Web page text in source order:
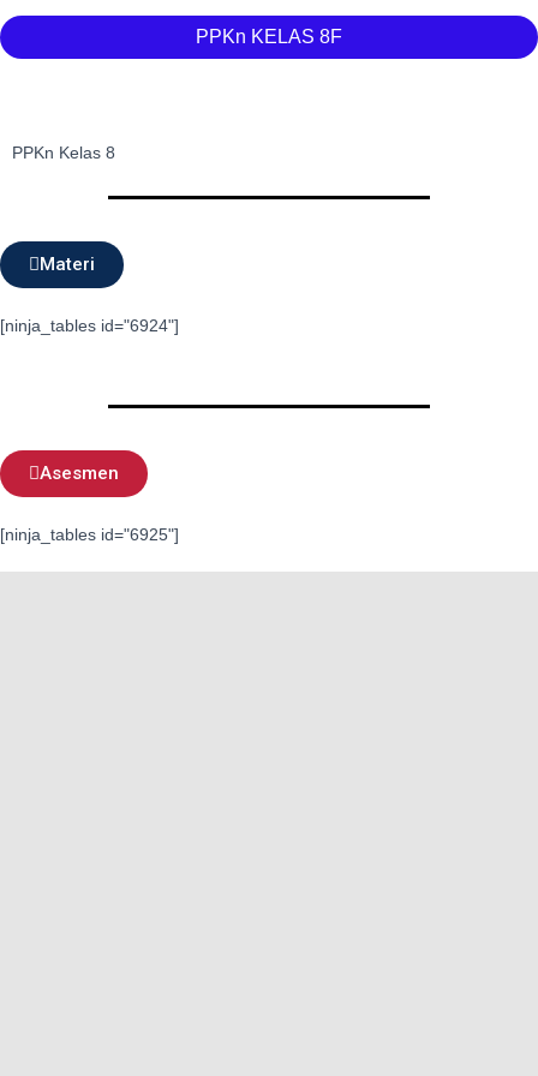
PPKn KELAS 8F
PPKn Kelas 8
Materi
[ninja_tables id="6924"]
Asesmen
[ninja_tables id="6925"]